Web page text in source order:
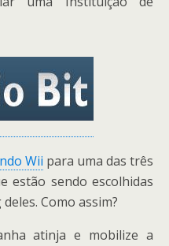
Wii para uma das três
estão sendo escolhidas
Como assim?
atinja e mobilize a